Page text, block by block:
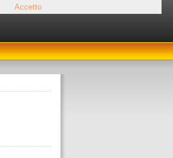
Accetto